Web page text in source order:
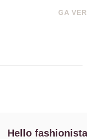
GA
Hello